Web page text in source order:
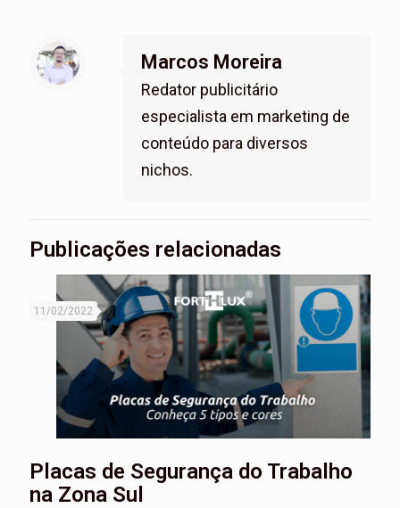
Marcos Moreira
Redator publicitário
especialista em marketing de
conteúdo para diversos
nichos.
Publicações relacionadas
11/02/2022
Placas de Segurança do Trabalho
na Zona Sul